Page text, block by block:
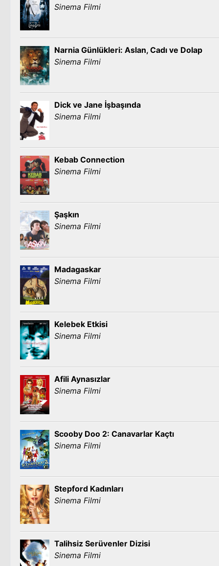
Sinema Filmi
Narnia Günlükleri: Aslan, Cadı ve Dolap
Sinema Filmi
Dick ve Jane İşbaşında
Sinema Filmi
Kebab Connection
Sinema Filmi
Şaşkın
Sinema Filmi
Madagaskar
Sinema Filmi
Kelebek Etkisi
Sinema Filmi
Afili Aynasızlar
Sinema Filmi
Scooby Doo 2: Canavarlar Kaçtı
Sinema Filmi
Stepford Kadınları
Sinema Filmi
Talihsiz Serüvenler Dizisi
Sinema Filmi